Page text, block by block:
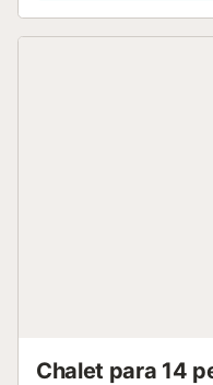
Chalet para 14